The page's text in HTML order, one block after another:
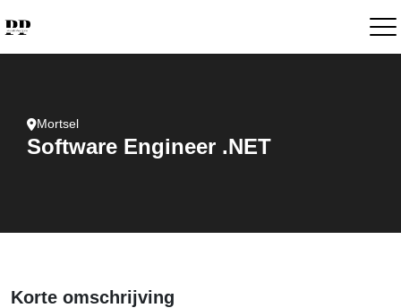
Mortsel
Software Engineer .NET
Korte omschrijving